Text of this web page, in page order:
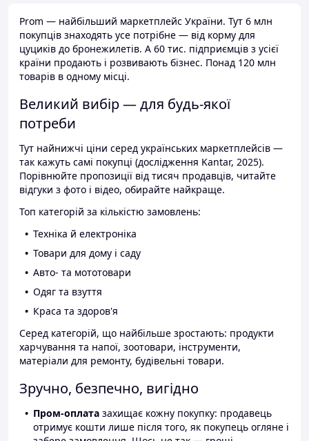
Prom — найбільший маркетплейс України. Тут 6 млн
покупців знаходять усе потрібне — від корму для
цуциків до бронежилетів. А 60 тис. підприємців з усієї
країни продають і розвивають бізнес. Понад 120 млн
товарів в одному місці.
Великий вибір — для будь-якої
потреби
Тут найнижчі ціни серед українських маркетплейсів —
так кажуть самі покупці (дослідження Kantar, 2025).
Порівнюйте пропозиції від тисяч продавців, читайте
відгуки з фото і відео, обирайте найкраще.
Топ категорій за кількістю замовлень:
Техніка й електроніка
Товари для дому і саду
Авто- та мототовари
Одяг та взуття
Краса та здоров'я
Серед категорій, що найбільше зростають: продукти
харчування та напої, зоотовари, інструменти,
матеріали для ремонту, будівельні товари.
Зручно, безпечно, вигідно
Пром-оплата захищає кожну покупку: продавець
отримує кошти лише після того, як покупець огляне і